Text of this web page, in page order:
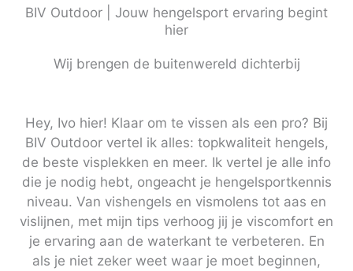
BIV Outdoor | Jouw hengelsport ervaring begint
hier
Wij brengen de buitenwereld dichterbij
Hey, Ivo hier! Klaar om te vissen als een pro? Bij
BIV Outdoor vertel ik alles: topkwaliteit hengels,
de beste visplekken en meer. Ik vertel je alle info
die je nodig hebt, ongeacht je hengelsportkennis
niveau. Van vishengels en vismolens tot aas en
vislijnen, met mijn tips verhoog jij je viscomfort en
je ervaring aan de waterkant te verbeteren. En
als je niet zeker weet waar je moet beginnen,